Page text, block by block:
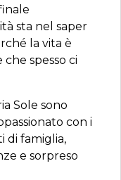
sta nel saper
la vita è
spesso ci
Sole sono
con i
di famiglia,
e sorpreso